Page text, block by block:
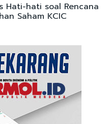
Hati-hati soal Rencana
Saham KCIC